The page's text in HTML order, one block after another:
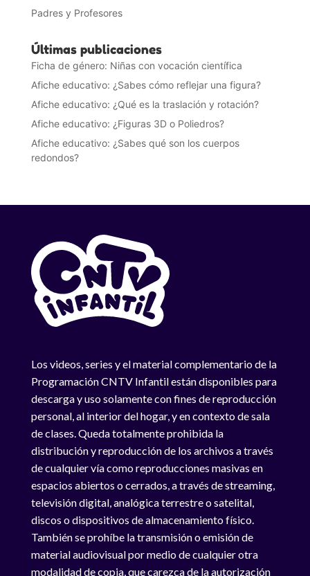
Padres y Profesores
Últimas publicaciones
Ficha de género: Niñas con vocación científica
Afiche educativo: ¿Sabes cómo reflejar una figura?
Afiche educativo: ¿Qué es la traslación y rotación?
Afiche educativo: ¿Figuras 3D o Poliedros?
Afiche educativo: ¿Sabes qué son los cuerpos
redondos?
Los videos, series y el material complementario de la
Programación CNTV Infantil están disponibles para
descarga y uso solamente con fines de reproducción
personal, al interior del hogar, y en contexto de sala
de clases. Queda totalmente prohibida la
distribución y reproducción de los archivos a través
de cualquier vía como reproducciones masivas en
espacios abiertos o cerrados, a través de streaming,
televisión digital, analógica terrestre o satelital,
discos o dispositivos de almacenamiento físico.
También se prohíbe la transmisión o emisión de
material audiovisual por medio de cualquier otra
modalidad de copia, que carezca de la autorización